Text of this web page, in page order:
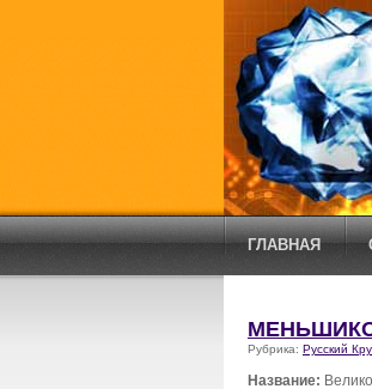
ГЛАВНАЯ
Рубрика: Русский
Название: